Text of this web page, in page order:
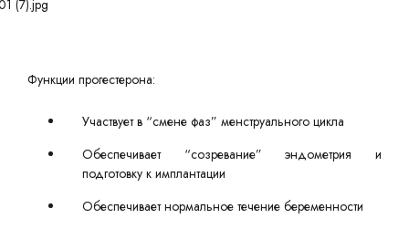
Функции прогестерона:
Участвует в “смене фаз” менструального цикла
Обеспечивает “созревание” эндометрия и
подготовку к имплантации
Обеспечивает нормальное течение беременности